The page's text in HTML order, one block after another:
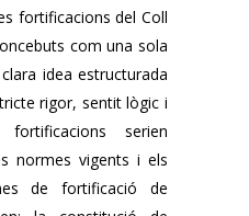
fortificacions del Coll
com una sola
idea estructurada
rigor, sentit lògic i
fortificacions serien
normes vigents i els
de fortificació de